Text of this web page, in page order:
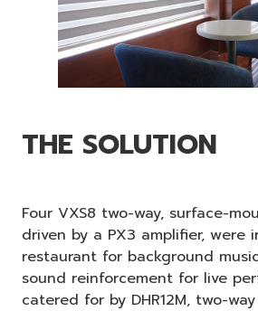
THE SOLUTION
Four VXS8 two-way, surface-
driven by a PX3 amplifier, were
restaurant for background
sound reinforcement for live
catered for by DHR12M, two-